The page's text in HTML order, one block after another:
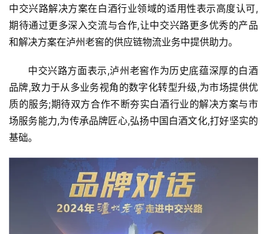
首
页
资
讯
商
业
中交兴路解决方案在白酒行业领域的适用性表示高度认可,
期待通过更多深入交流与合作,让中交兴路更多优秀的产品
和解决方案在泸州老窖的供应链物流业务中提供助力。
中交兴路方面表示,泸州老窖作为历史底蕴深厚的白酒
品牌,致力于从多业务视角的数字化转型升级,为市场提供优
质的服务;期待双方合作不断夯实白酒行业的解决方案与市
场服务能力,为传承品牌匠心,弘扬中国白酒文化,打好坚实的
基础。